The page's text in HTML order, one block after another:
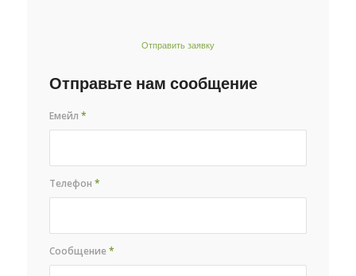
Отправить заявку
Отправьте нам сообщение
Емейл*
Телефон*
Сообщение*